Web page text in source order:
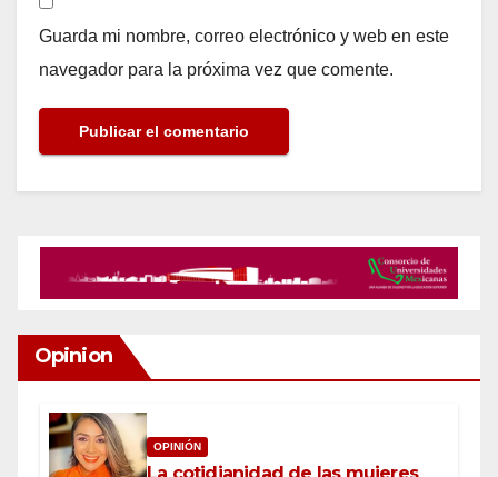
Guarda mi nombre, correo electrónico y web en este
navegador para la próxima vez que comente.
Opinion
OPINIÓN